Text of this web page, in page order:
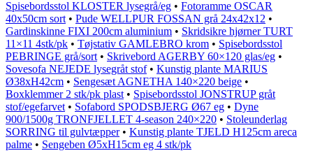
Spisebordsstol KLOSTER lysegrå/eg • Fotoramme OSCAR
40x50cm sort • Pude WELLPUR FOSSAN grå 24x42x12 •
Gardinskinne FIXI 200cm aluminium • Skridsikre hjørner TURT
11×11 4stk/pk • Tøjstativ GAMLEBRO krom • Spisebordsstol
PEBRINGE grå/sort • Skrivebord AGERBY 60×120 glas/eg •
Sovesofa NEJEDE lysegråt stof• Kunstig plante MARIUS
Ø38xH42cm • Sengesæt AGNETHA 140×220 beige •
Boxklemmer 2 stk/pk plast • Spisebordsstol JONSTRUP gråt
stof/egefarvet • Sofabord SPODSBJERG Ø67 eg • Dyne
900/1500g TRONFJELLET 4-season 240×220 • Stoleunderlag
SORRING til gulvtæpper• Kunstig plante TJELD H125cm areca
palme • Sengeben Ø5xH15cm eg 4 stk/pk